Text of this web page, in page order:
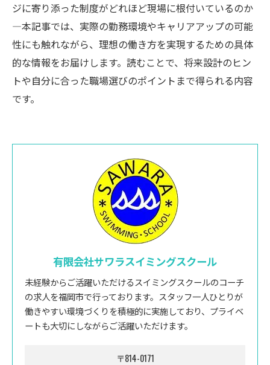
ジに寄り添った制度がどれほど現場に根付いているのか
―本記事では、実際の勤務環境やキャリアアップの可能
性にも触れながら、理想の働き方を実現するための具体
的な情報をお届けします。読むことで、将来設計のヒン
トや自分に合った職場選びのポイントまで得られる内容
です。
有限会社サワラスイミングスクール
未経験からご活躍いただけるスイミングスクールのコーチ
の求人を福岡市で行っております。スタッフ一人ひとりが
働きやすい環境づくりを積極的に実施しており、プライベ
ートも大切にしながらご活躍いただけます。
〒814-0171